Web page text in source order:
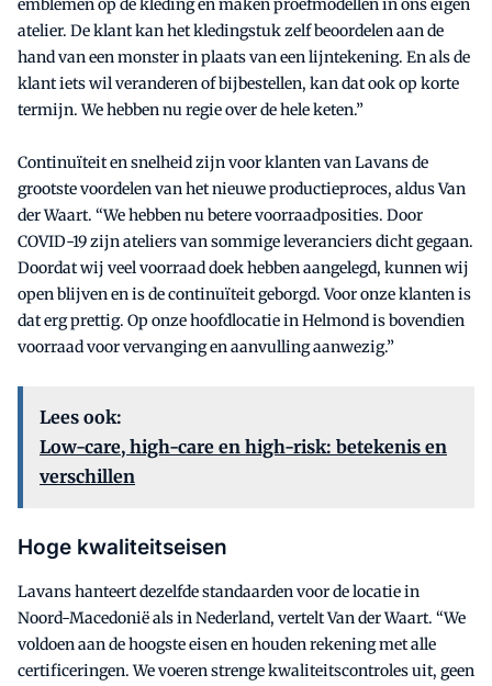
emblemen op de kleding en maken proefmodellen in ons eigen
atelier. De klant kan het kledingstuk zelf beoordelen aan de
hand van een monster in plaats van een lijntekening. En als de
klant iets wil veranderen of bijbestellen, kan dat ook op korte
termijn. We hebben nu regie over de hele keten.”
Continuïteit en snelheid zijn voor klanten van Lavans de
grootste voordelen van het nieuwe productieproces, aldus Van
der Waart. “We hebben nu betere voorraadposities. Door
COVID-19 zijn ateliers van sommige leveranciers dicht gegaan.
Doordat wij veel voorraad doek hebben aangelegd, kunnen wij
open blijven en is de continuïteit geborgd. Voor onze klanten is
dat erg prettig. Op onze hoofdlocatie in Helmond is bovendien
voorraad voor vervanging en aanvulling aanwezig.”
Lees ook:
Low-care, high-care en high-risk: betekenis en
verschillen
Hoge kwaliteitseisen
Lavans hanteert dezelfde standaarden voor de locatie in
Noord-Macedonië als in Nederland, vertelt Van der Waart. “We
voldoen aan de hoogste eisen en houden rekening met alle
certificeringen. We voeren strenge kwaliteitscontroles uit, geen